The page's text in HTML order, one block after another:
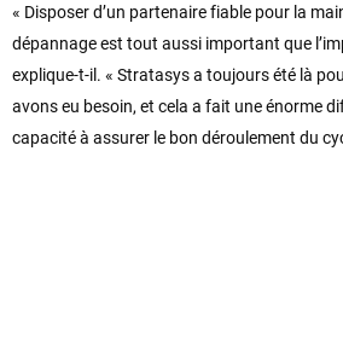
« Disposer d’un partenaire fiable pour la
dépannage est tout aussi important que
explique-t-il. « Stratasys a toujours été là
avons eu besoin, et cela a fait une énorme
capacité à assurer le bon déroulement du